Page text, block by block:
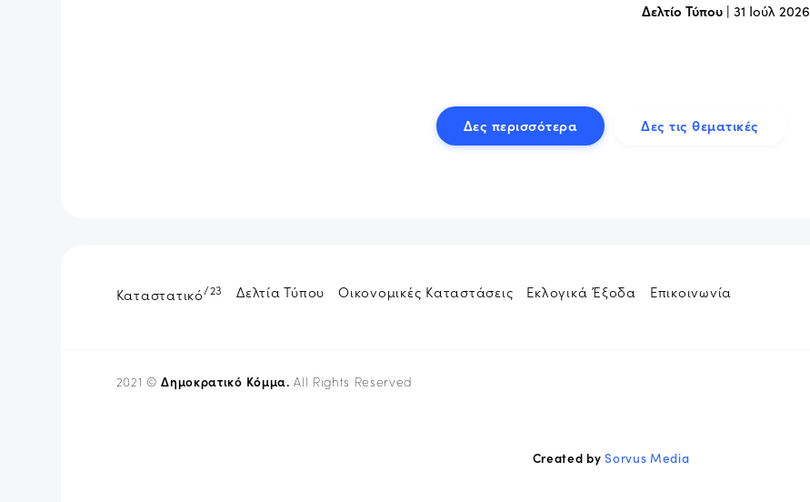
Δελτίο Τύπου| 31 Ιούλ 2026
Δες περισσότερα Δες τις θεματικές
Καταστατικό/23 Δελτία Τύπου Οικονομικές Καταστάσεις Εκλογικά Έξοδα Επικοινωνία
2021 ©Δημοκρατικό Κόμμα. All Rights Reserved
Created bySorvus Media